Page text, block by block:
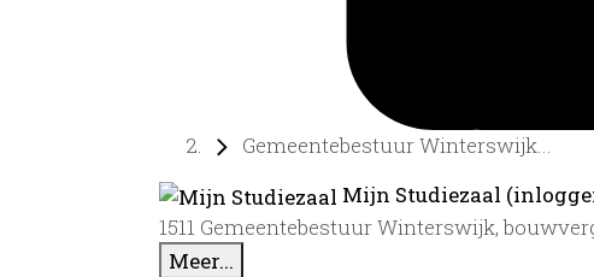
Gemeentebestuur Winterswijk...
Mijn Studiezaal
1511 Gemeentebestuur Winterswijk,
Meer...